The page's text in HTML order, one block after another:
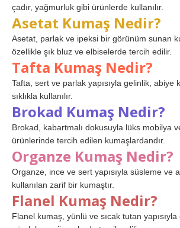
çadır, yağmurluk gibi ürünlerde kullanılır.
Asetat Kumaş Nedir?
Asetat, parlak ve ipeksi bir görünüm sunan
özellikle şık bluz ve elbiselerde tercih edilir.
Tafta Kumaş Nedir?
Tafta, sert ve parlak yapısıyla gelinlik, abiye
sıklıkla kullanılır.
Brokad Kumaş Nedir?
Brokad, kabartmalı dokusuyla lüks mobilya
ürünlerinde tercih edilen kumaşlardandır.
Organze Kumaş Nedir?
Organze, ince ve sert yapısıyla süsleme ve
kullanılan zarif bir kumaştır.
Flanel Kumaş Nedir?
Flanel kumaş, yünlü ve sıcak tutan yapısıyla